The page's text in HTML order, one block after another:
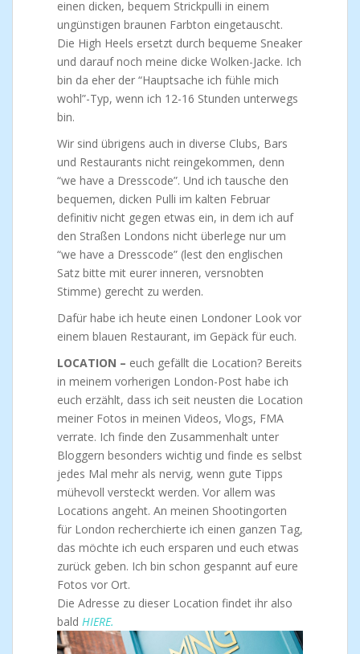
einen dicken, bequem Strickpulli in einem
ungünstigen braunen Farbton eingetauscht.
Die High Heels ersetzt durch bequeme Sneaker
und darauf noch meine dicke Wolken-Jacke. Ich
bin da eher der “Hauptsache ich fühle mich
wohl”-Typ, wenn ich 12-16 Stunden unterwegs
bin.
Wir sind übrigens auch in diverse Clubs, Bars
und Restaurants nicht reingekommen, denn
“we have a Dresscode”. Und ich tausche den
bequemen, dicken Pulli im kalten Februar
definitiv nicht gegen etwas ein, in dem ich auf
den Straßen Londons nicht überlege nur um
“we have a Dresscode” (lest den englischen
Satz bitte mit eurer inneren, versnobten
Stimme) gerecht zu werden.
Dafür habe ich heute einen Londoner Look vor
einem blauen Restaurant, im Gepäck für euch.
LOCATION – euch gefällt die Location? Bereits
in meinem vorherigen London-Post habe ich
euch erzählt, dass ich seit neusten die Location
meiner Fotos in meinen Videos, Vlogs, FMA
verrate. Ich finde den Zusammenhalt unter
Bloggern besonders wichtig und finde es selbst
jedes Mal mehr als nervig, wenn gute Tipps
mühevoll versteckt werden. Vor allem was
Locations angeht. An meinen Shootingorten
für London recherchierte ich einen ganzen Tag,
das möchte ich euch ersparen und euch etwas
zurück geben. Ich bin schon gespannt auf eure
Fotos vor Ort.
Die Adresse zu dieser Location findet ihr also
bald HIERE.